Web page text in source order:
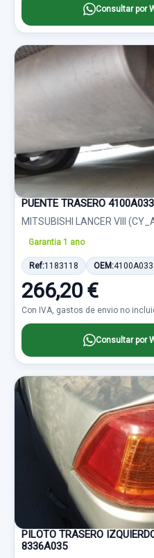
Consultar por
PUENTE TRASERO 4100A033
MITSUBISHI LANCER VIII
Garantia 1 ano
Ref:1183118 OEM:4100A033
266,20 €
Con IVA, gastos de envio no
Consultar por
PILOTO TRASERO
8336A035